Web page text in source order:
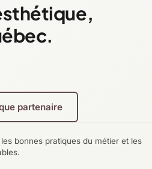
partenaire
bonnes pratiques du métier et les